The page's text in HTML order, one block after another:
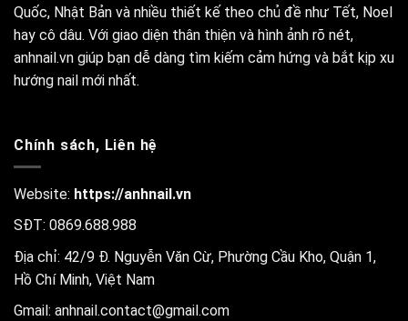
Quốc, Nhật Bản và nhiều thiết kế theo chủ đề như Tết, Noel
hay cô dâu. Với giao diện thân thiện và hình ảnh rõ nét,
anhnail.vn giúp bạn dễ dàng tìm kiếm cảm hứng và bắt kịp xu
hướng nail mới nhất.
Chính sách, Liên hệ
Website: https://anhnail.vn
SĐT: 0869.688.988
Địa chỉ: 42/9 Đ. Nguyễn Văn Cừ, Phường Cầu Kho, Quận 1,
Hồ Chí Minh, Việt Nam
Gmail: anhnail.contact@gmail.com